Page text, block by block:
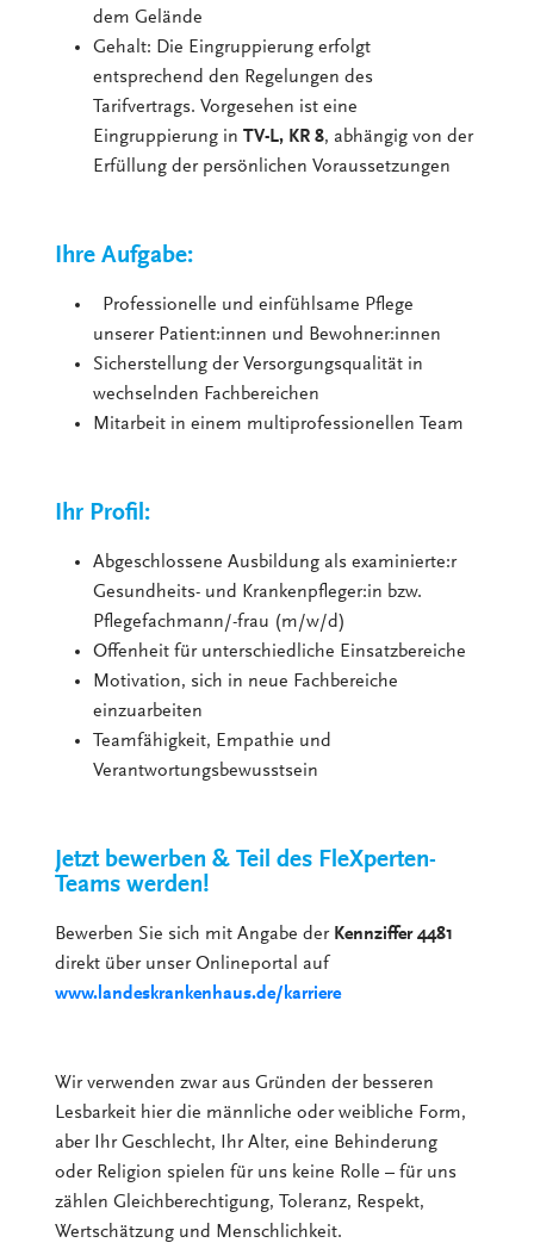
dem Gelände
Gehalt: Die Eingruppierung erfolgt
entsprechend den Regelungen des
Tarifvertrags. Vorgesehen ist eine
Eingruppierung inTV-L, KR 8, abhängig von der
Erfüllung der persönlichen Voraussetzungen
Ihre Aufgabe:
Professionelle und einfühlsame Pflege
unserer Patient:innen und Bewohner:innen
Sicherstellung der Versorgungsqualität in
wechselnden Fachbereichen
Mitarbeit in einem multiprofessionellen Team
Ihr Profil:
Abgeschlossene Ausbildung als examinierte:r
Gesundheits- und Krankenpfleger:in bzw.
Pflegefachmann/-frau (m/w/d)
Offenheit für unterschiedliche Einsatzbereiche
Motivation, sich in neue Fachbereiche
einzuarbeiten
Teamfähigkeit, Empathie und
Verantwortungsbewusstsein
Jetzt bewerben & Teil des FleXperten-
Teams werden!
Bewerben Sie sich mit Angabe der Kennziffer 4481
direkt über unser Onlineportal auf
www.landeskrankenhaus.de/karriere
Wir verwenden zwar aus Gründen der besseren
Lesbarkeit hier die männliche oder weibliche Form,
aber Ihr Geschlecht, Ihr Alter, eine Behinderung
oder Religion spielen für uns keine Rolle – für uns
zählen Gleichberechtigung, Toleranz, Respekt,
Wertschätzung und Menschlichkeit.